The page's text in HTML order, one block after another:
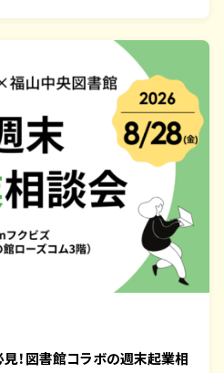
見！図書館コラボの週末起業相